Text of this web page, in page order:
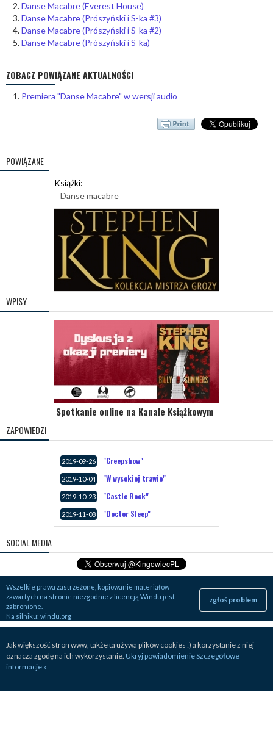
Danse Macabre (Everest House)
Danse Macabre (Prószyński i S-ka #3)
Danse Macabre (Prószyński i S-ka #2)
Danse Macabre (Prószyński i S-ka)
ZOBACZ POWIĄZANE AKTUALNOŚCI
Premiera "Danse Macabre" w wersji audio
POWIĄZANE
Książki:
Danse macabre
WPISY
Spotkanie online na Kanale Książkowym
ZAPOWIEDZI
2019-09-26 "Creepshow"
2019-10-04 "W wysokiej trawie"
2019-10-23 "Castle Rock"
2019-11-08 "Doctor Sleep"
SOCIAL MEDIA
zgłoś problem
Wszelkie prawa zastrzeżone, kopiowanie materiałów
zawartych na stronie niezgodnie z licencją Windu jest
zabronione.
Na silniku: windu.org
Jak większość stron www, także ta używa plików cookies :) a korzystanie z niej
oznacza zgodę na ich wykorzystanie. Ukryj powiadomienieSzczegółowe
informacje »